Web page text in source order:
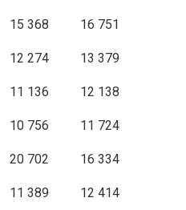
15 368 16 751
12 274 13 379
11 136 12 138
10 756 11 724
20 702
16 334
11 389 12 414